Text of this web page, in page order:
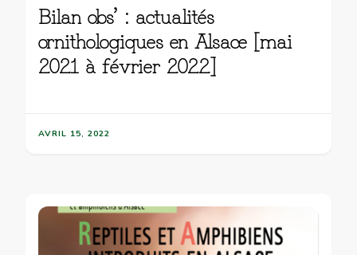
Bilan obs’ : actualités
ornithologiques en Alsace [mai
2021 à février 2022]
AVRIL 15, 2022